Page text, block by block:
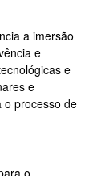
a imersão
e
e
e
o processo de
o